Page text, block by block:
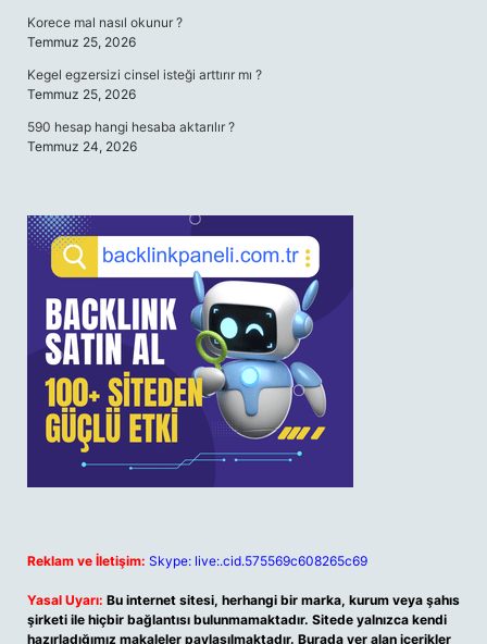
Korece mal nasıl okunur ?
Temmuz 25, 2026
Kegel egzersizi cinsel isteği arttırır mı ?
Temmuz 25, 2026
590 hesap hangi hesaba aktarılır ?
Temmuz 24, 2026
Reklam ve İletişim: Skype: live:.cid.575569c608265c69
Yasal Uyarı: Bu internet sitesi, herhangi bir marka, kurum veya şahıs
şirketi ile hiçbir bağlantısı bulunmamaktadır. Sitede yalnızca kendi
hazırladığımız makaleler paylaşılmaktadır. Burada yer alan içerikler